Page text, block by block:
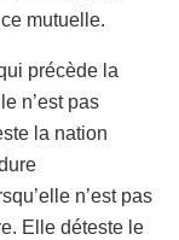
mutuelle.
précède la
n’est pas
la nation
n’est pas
Elle déteste le